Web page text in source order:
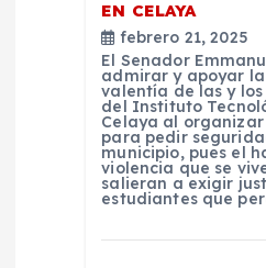
EN CELAYA
febrero 21, 2025
El Senador
admirar y apoyar
valentía de las y
del Instituto
Celaya al
para pedir
municipio, pues el
violencia que se
salieran a exigir
estudiantes que